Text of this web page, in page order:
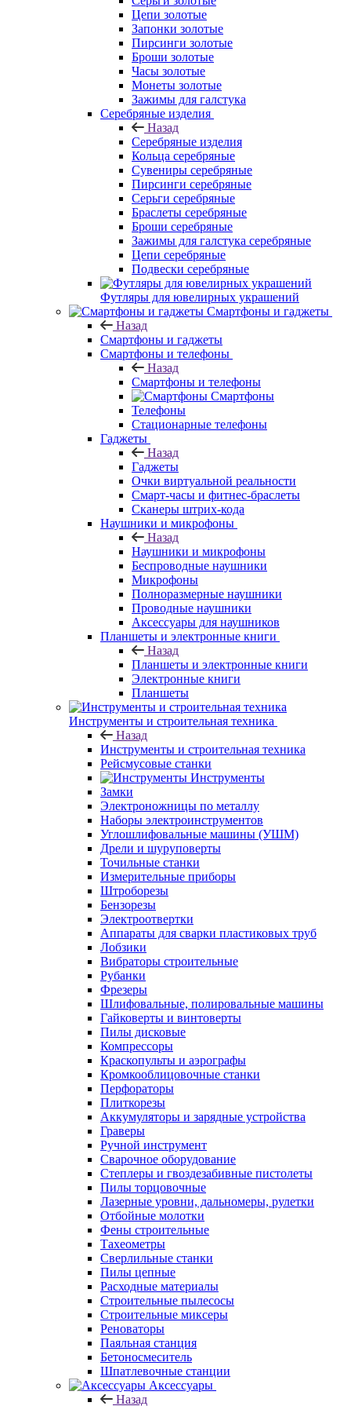
Цепи золотые
Запонки золотые
Пирсинги золотые
Броши золотые
Часы золотые
Монеты золотые
Зажимы для галстука
Серебряные изделия
Назад
Серебряные изделия
Кольца серебряные
Сувениры серебряные
Пирсинги серебряные
Серьги серебряные
Браслеты серебряные
Броши серебряные
Зажимы для галстука серебряные
Цепи серебряные
Подвески серебряные
Футляры для ювелирных украшений
Смартфоны и гаджеты
Назад
Смартфоны и гаджеты
Смартфоны и телефоны
Назад
Смартфоны и телефоны
Смартфоны
Телефоны
Стационарные телефоны
Гаджеты
Назад
Гаджеты
Очки виртуальной реальности
Смарт-часы и фитнес-браслеты
Сканеры штрих-кода
Наушники и микрофоны
Назад
Наушники и микрофоны
Беспроводные наушники
Микрофоны
Полноразмерные наушники
Проводные наушники
Аксессуары для наушников
Планшеты и электронные книги
Назад
Планшеты и электронные книги
Электронные книги
Планшеты
Инструменты и строительная техника
Назад
Инструменты и строительная техника
Рейсмусовые станки
Инструменты
Замки
Электроножницы по металлу
Наборы электроинструментов
Углошлифовальные машины (УШМ)
Дрели и шуруповерты
Точильные станки
Измерительные приборы
Штроборезы
Бензорезы
Электроотвертки
Аппараты для сварки пластиковых труб
Лобзики
Вибраторы строительные
Рубанки
Фрезеры
Шлифовальные, полировальные машины
Гайковерты и винтоверты
Пилы дисковые
Компрессоры
Краскопульты и аэрографы
Кромкооблицовочные станки
Перфораторы
Плиткорезы
Аккумуляторы и зарядные устройства
Граверы
Ручной инструмент
Сварочное оборудование
Степлеры и гвоздезабивные пистолеты
Пилы торцовочные
Лазерные уровни, дальномеры, рулетки
Отбойные молотки
Фены строительные
Тахеометры
Сверлильные станки
Пилы цепные
Расходные материалы
Строительные пылесосы
Строительные миксеры
Реноваторы
Паяльная станция
Бетоносмеситель
Шпатлевочные станции
Аксессуары
Назад